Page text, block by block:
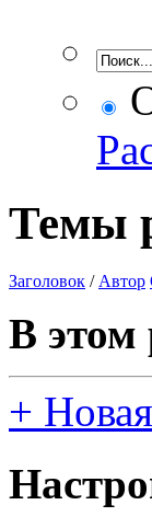
Темы
Заголовок / Автор
В этом
+